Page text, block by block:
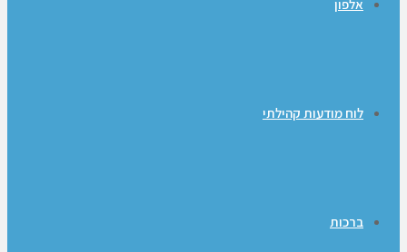
אלפון
לוח מודעות קהילתי
ברכות